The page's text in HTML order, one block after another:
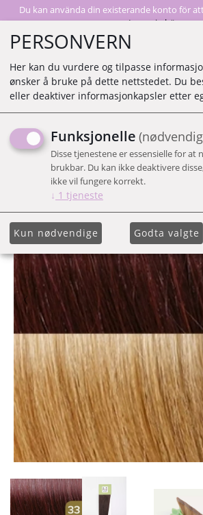
Du kan använda din existerande konto för
Logga in här
33/15 HUW
PERSONVERN
Her kan du vurdere og tilpasse
ønsker å bruke på dette nettstedet. Du
eller deaktiver informasjonkapsler etter
Funksjonelle
Disse tjenestene er essensielle for
brukbar. Du kan ikke deaktivere
ikke vil fungere korrekt.
↓ 1 tjeneste
Kun nødvendige Godta valgte